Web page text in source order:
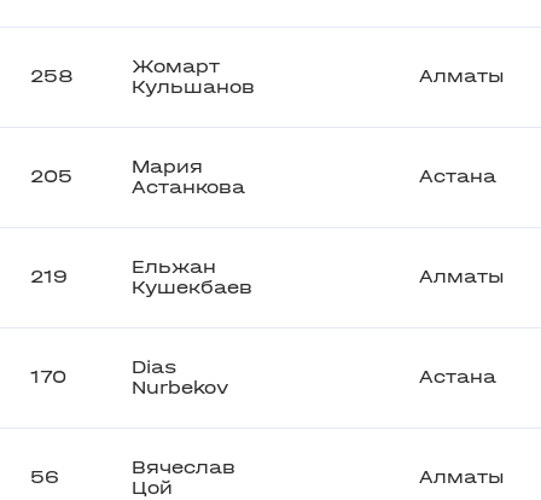
258
Жомарт
Кульшанов
Алматы
205
Мария
Астанкова
Астана
219
Ельжан
Кушекбаев
Алматы
170
Dias
Nurbekov
Астана
56
Вячеслав
Цой
Алматы